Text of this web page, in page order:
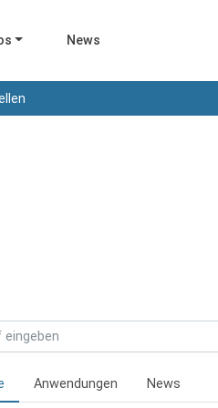
News
Anwendungen News